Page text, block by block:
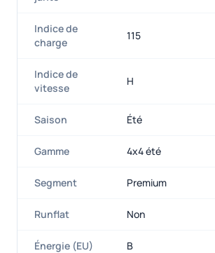
Indice de
charge
115
Indice de
vitesse
H
Saison Été
Gamme 4x4 été
Segment Premium
Runflat Non
Énergie (EU) B